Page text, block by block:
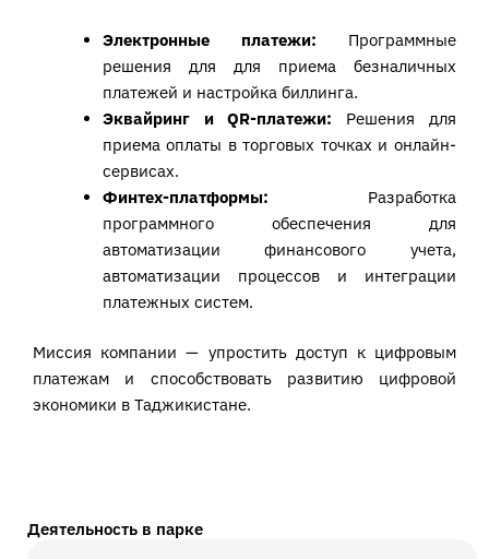
Электронные платежи: Программные
решения для для приема безналичных
платежей и настройка биллинга.
Эквайринг и QR-платежи: Решения для
приема оплаты в торговых точках и онлайн-
сервисах.
Финтех-платформы: Разработка
программного обеспечения для
автоматизации финансового учета,
автоматизации процессов и интеграции
платежных систем.
Миссия компании — упростить доступ к цифровым
платежам и способствовать развитию цифровой
экономики в Таджикистане.
Деятельность в парке